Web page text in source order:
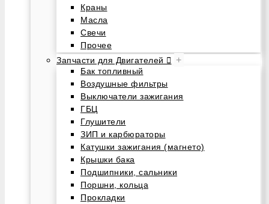
Краны
Масла
Свечи
Прочее
Запчасти для Двигателей
+
Бак топливный
Воздушные фильтры
Выключатели зажигания
ГБЦ
Глушители
ЗИП и карбюраторы
Катушки зажигания (магнето)
Крышки бака
Подшипники, сальники
Поршни, кольца
Прокладки